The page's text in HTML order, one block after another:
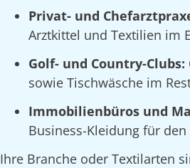
Privat- und
Arztkittel und Textilien im
Golf- und Country-Clubs:
sowie Tischwäsche im
Immobilienbüros und
Business-Kleidung für
Ihre Branche oder Textilarten